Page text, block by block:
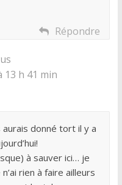
Répondre
13 h 41 min
donné tort il y a
à sauver ici… je
rien à faire ailleurs